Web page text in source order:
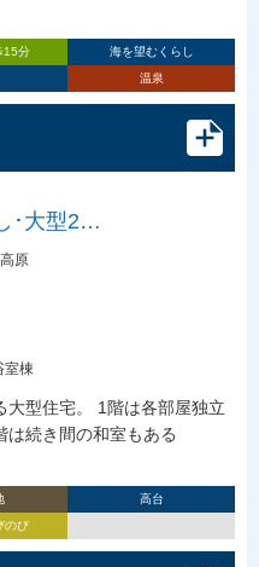
15分
海を望むくらし
温泉
･大型2…
原
室棟
大型住宅。 1階は各部屋独立
は続き間の和室もある
高台
のび